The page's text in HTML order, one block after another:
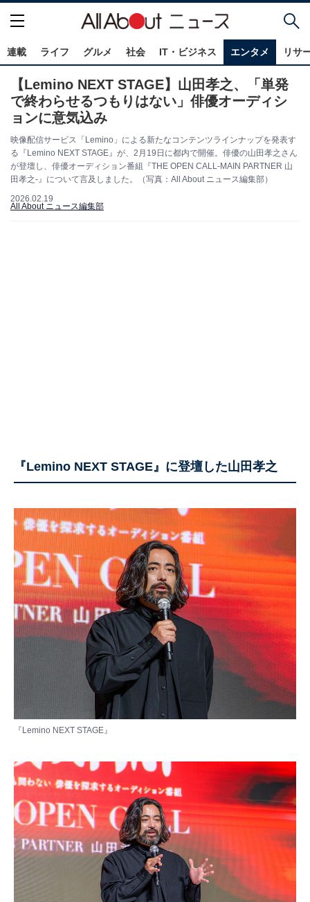
連載 ライフ グルメ 社会 IT・ビジネス エンタメ リサ
【Lemino NEXT STAGE】山田孝之、「単発
で終わらせるつもりはない」俳優オーディシ
ョンに意気込み
映像配信サービス「Lemino」による新たなコンテンツラインナップを発表す
る『Lemino NEXT STAGE』が、2月19日に都内で開催。俳優の山田孝之さん
が登壇し、俳優オーディション番組『THE OPEN CALL-MAIN PARTNER 山
田孝之-』について言及しました。（写真：All About ニュース編集部）
2026.02.19
All About ニュース編集部
『Lemino NEXT STAGE』に登壇した山田孝之
『Lemino NEXT STAGE』